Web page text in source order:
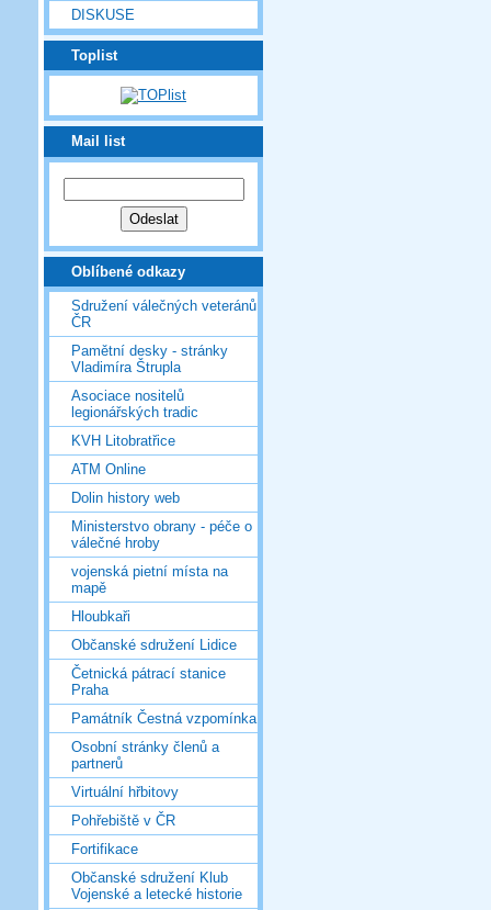
DISKUSE
Toplist
Mail list
Oblíbené odkazy
Sdružení válečných veteránů
ČR
Pamětní desky - stránky
Vladimíra Štrupla
Asociace nositelů
legionářských tradic
KVH Litobratřice
ATM Online
Dolin history web
Ministerstvo obrany - péče o
válečné hroby
vojenská pietní místa na
mapě
Hloubkaři
Občanské sdružení Lidice
Četnická pátrací stanice
Praha
Památník Čestná vzpomínka
Osobní stránky členů a
partnerů
Virtuální hřbitovy
Pohřebiště v ČR
Fortifikace
Občanské sdružení Klub
Vojenské a letecké historie